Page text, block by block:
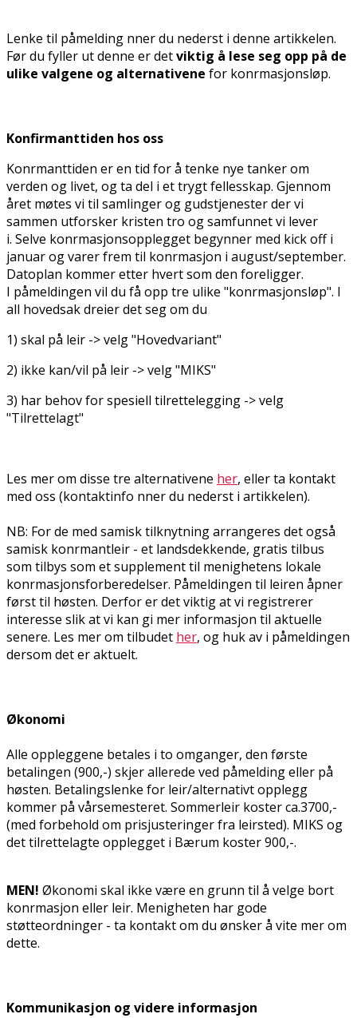
Lenke til påmelding finner du nederst i denne artikkelen.
Før du fyller ut denne er detviktig å lese seg opp på de
ulike valgene og alternativene for konfirmasjonsløp.
Konfirmanttiden hos oss
Konfirmanttiden er en tid for å tenke nye tanker om
verden og livet, og ta del i et trygt fellesskap. Gjennom
året møtes vi til samlinger og gudstjenester der vi
sammen utforsker kristen tro og samfunnet vi lever
i. Selve konfirmasjonsopplegget begynner med kick off i
januar og varer frem til konfirmasjon i august/september.
Datoplan kommer etter hvert som den foreligger.
I påmeldingen vil du få opp tre ulike "konfirmasjonsløp". I
all hovedsak dreier det seg om du
1) skal på leir -> velg "Hovedvariant"
2) ikke kan/vil på leir -> velg "MIKS"
3) har behov for spesiell tilrettelegging -> velg
"Tilrettelagt"
Les mer om disse tre alternativene her, eller ta kontakt
med oss (kontaktinfo finner du nederst i artikkelen).
NB: For de med samisk tilknytning arrangeres det også
samisk konfirmantleir - et landsdekkende, gratis tilbus
som tilbys som et supplement til menighetens lokale
konfirmasjonsforberedelser. Påmeldingen til leiren åpner
først til høsten. Derfor er det viktig at vi registrerer
interesse slik at vi kan gi mer informasjon til aktuelle
senere. Les mer om tilbudet her, og huk av i påmeldingen
dersom det er aktuelt.
Økonomi
Alle oppleggene betales i to omganger, den første
betalingen (900,-) skjer allerede ved påmelding eller på
høsten. Betalingslenke for leir/alternativt opplegg
kommer på vårsemesteret. Sommerleir koster ca.3700,-
(med forbehold om prisjusteringer fra leirsted). MIKS og
det tilrettelagte opplegget i Bærum koster 900,-.
MEN! Økonomi skal ikke være en grunn til å velge bort
konfirmasjon eller leir. Menigheten har gode
støtteordninger - ta kontakt om du ønsker å vite mer om
dette.
Kommunikasjon og videre informasjon